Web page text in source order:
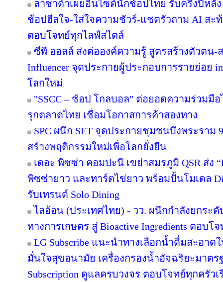
ลาซาด้าเผยอินไซต์นักช้อปไทย รับครึ่งปีหลัง
ช้อปฮีลใจ-ใส่ใจความชัวร์-แชตรัวถาม AI ส
ตอบโจทย์ทุกไลฟ์สไตล์
ซีพี ออลล์ ส่งต่อองค์ความรู้ สูตรสร้างตัวตน-
Influencer จุดประกายผู้ประกอบการรายย่อย
โลกใหม่
"SSCC – ช้อป โกลบอล" ต่อยอดความร่วมมื
รุกตลาดไทย เชื่อมโอกาสการค้าสองทาง
SPC ผนึก SET จุดประกายชุมชนบึงพระรา
สร้างพฤติกรรมใหม่เพื่อโลกยั่งยืน
เดอะ พิซซ่า คอมปะนี เขย่าสมรภูมิ QSR ส่ง
พิซซ่ายาว และทาร์ตไข่ยาว พร้อมปั้นโมเดล
รับเทรนด์ Solo Dining
ไลอ้อน (ประเทศไทย) - วว. ผนึกกำลังยกระ
ทางการเกษตร สู่ Bioactive Ingredients ตอบโ
LG Subscribe แนะนำทางเลือกน้ำดื่มสะอา
มั่นใจสุขอนามัย เครื่องกรองน้ำอัจฉริยะมาต
Subscription ดูแลครบวงจร ตอบโจทย์ทุกครัวเ